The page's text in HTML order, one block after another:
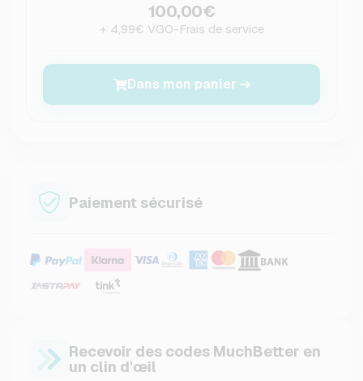
100,00€
+ 4,99€ VGO-Frais de service
Dans mon panier
Paiement sécurisé
Recevoir des codes MuchBetter en
un clin d'œil